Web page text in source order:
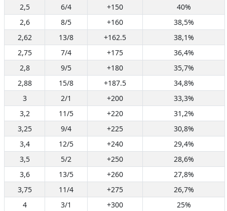
2,5
6/4 +150
40%
2,6
8/5 +160
38,5%
2,62
13/8 +162.5
38,1%
2,75
7/4 +175
36,4%
2,8
9/5 +180
35,7%
2,88
15/8 +187.5
34,8%
3
2/1 +200
33,3%
3,2
11/5 +220
31,2%
3,25
9/4 +225
30,8%
3,4
12/5 +240
29,4%
3,5
5/2 +250
28,6%
3,6
13/5 +260
27,8%
3,75
11/4 +275
26,7%
4
3/1 +300
25%